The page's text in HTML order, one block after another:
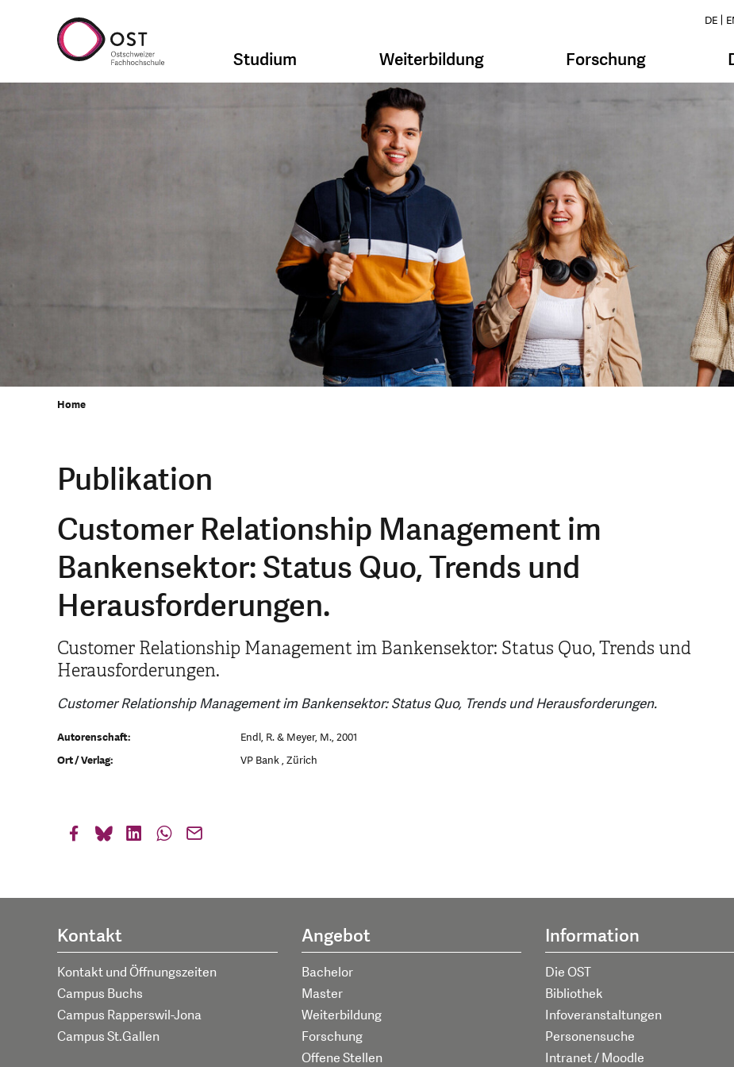
DE
Studium Weiterbildung Forschung
Home
Publikation
Customer Relationship Management im
Bankensektor: Status Quo, Trends und
Herausforderungen.
Customer Relationship Management im Bankensektor: Status Quo, Trends und
Herausforderungen.
Customer Relationship Management im Bankensektor: Status Quo, Trends und Herausforderungen.
Autorenschaft:
Endl, R. & Meyer, M., 2001
Ort / Verlag:
VP Bank , Zürich
Kontakt
Kontakt und Öffnungszeiten
Campus Buchs
Campus Rapperswil-Jona
Campus St.Gallen
Angebot
Bachelor
Master
Weiterbildung
Forschung
Offene Stellen
Information
Die OST
Bibliothek
Infoveranstaltungen
Personensuche
Intranet / Moodle